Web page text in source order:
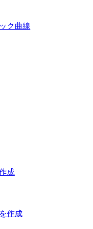
ク曲線
成
作成